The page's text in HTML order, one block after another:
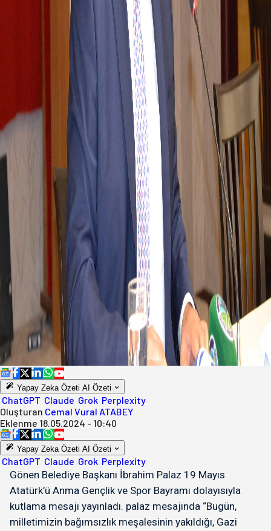
Yapay Zeka Özeti AI Özeti
ChatGPT Claude Grok Perplexity
Oluşturan Cemal Vural ATABEY
Eklenme 18.05.2024 - 10:40
Yapay Zeka Özeti AI Özeti
ChatGPT Claude Grok Perplexity
Gönen Belediye Başkanı İbrahim Palaz 19 Mayıs
Atatürk’ü Anma Gençlik ve Spor Bayramı dolayısıyla
kutlama mesajı yayınladı. palaz mesajında “Bugün,
milletimizin bağımsızlık meşalesinin yakıldığı, Gazi